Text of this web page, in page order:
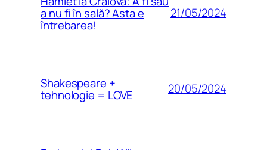
a nu fi în sală? Asta e
întrebarea!
21/05/2024
Shakespeare +
tehnologie = LOVE 20/05/2024